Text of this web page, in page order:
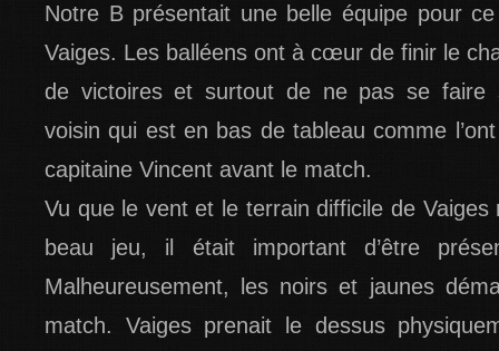
Notre B présentait une belle équipe pour
Vaiges. Les balléens ont à cœur de finir le
de victoires et surtout de ne pas se faire
voisin qui est en bas de tableau comme
capitaine Vincent avant le match.
Vu que le vent et le terrain difficile de Vaiges
beau jeu, il était important d’être
Malheureusement, les noirs et jaunes
match. Vaiges prenait le dessus